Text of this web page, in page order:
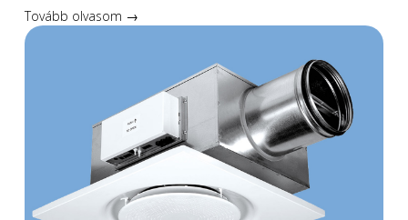
Tovább olvasom →